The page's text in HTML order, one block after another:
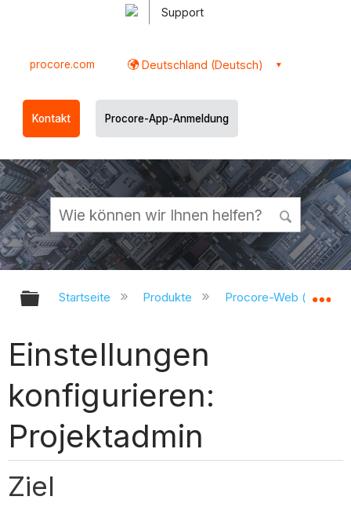
Support
procore.com Deutschland (Deutsch)
Kontakt Procore-App-Anmeldung
Globale Hierarchie auf- und
Startseite Produkte Procore-Web
Einstellungen
konfigurieren:
Projektadmin
Ziel